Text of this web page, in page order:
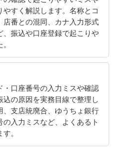
すく解説します。名称とコ
店番との混同、カナ入力形式
振込や口座登録で起こりや
口座番号の入力ミスや確認
の原因を実務目線で整理し
、支店統廃合、ゆうちょ銀行
入力ミスなど、よくあるト
。